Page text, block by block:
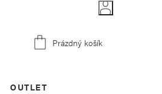
Nákupní
Prázdný košík
OUTLET